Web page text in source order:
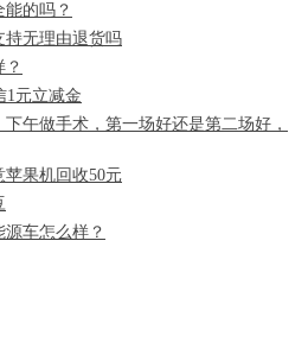
的吗？
持无理由退货吗
？
1元立减金
午做手术，第一场好还是第二场好，
苹果机回收50元
车怎么样？